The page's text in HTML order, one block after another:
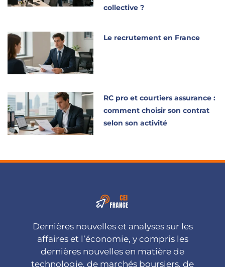
collective ?
Le recrutement en France
RC pro et courtiers assurance :
comment choisir son contrat
selon son activité
Dernières nouvelles et analyses sur les
affaires et l’économie, y compris les
dernières nouvelles en matière de
technologie, de marchés boursiers, de